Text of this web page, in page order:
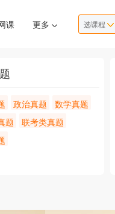
课 更多 选课程
政治真题
数学真题
题
联考类真题